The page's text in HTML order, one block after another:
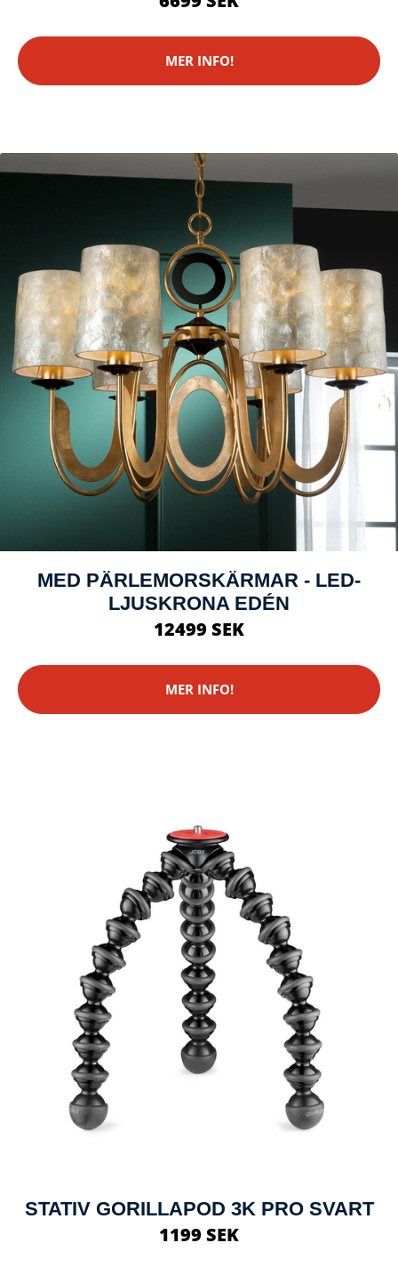
MER INFO!
MED PÄRLEMORSKÄRMAR - LED-
LJUSKRONA EDÉN
12499 SEK
MER INFO!
STATIV GORILLAPOD 3K PRO SVART
1199 SEK